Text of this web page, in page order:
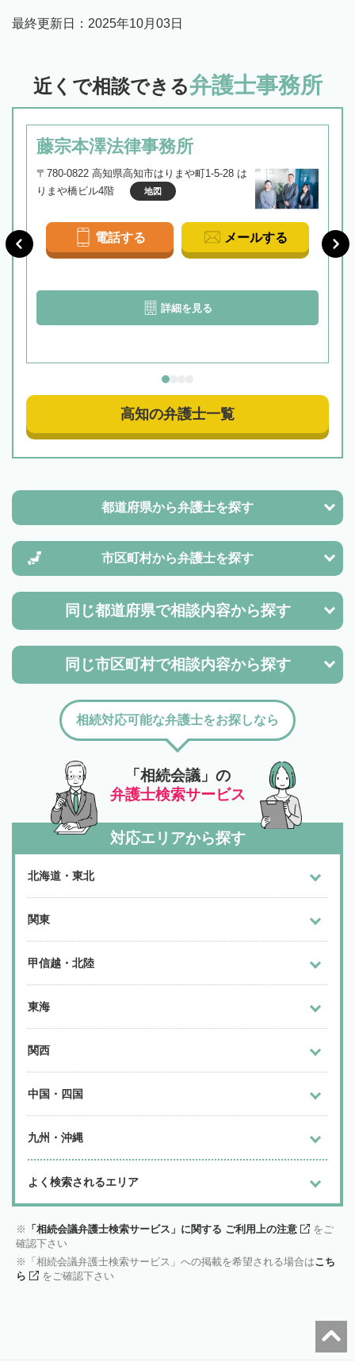
最終更新日： 2025年10月03日
近くで相談できる弁護士事務所
藤宗本澤法律事務所
〒780-0822 高知県高知市はりまや町1-5-28 は
りまや橋ビル4階
地図
電話する メールする
詳細を見る
高知の弁護士一覧
都道府県から弁護士を探す
市区町村から弁護士を探す
同じ都道府県で相談内容から探す
同じ市区町村で相談内容から探す
「相続会議」の
弁護士検索サービス
相続対応可能な弁護士をお探しなら
対応エリアから探す
北海道・東北
関東
甲信越・北陸
東海
関西
中国・四国
九州・沖縄
よく検索されるエリア
「相続会議弁護士検索サービス」に関する ご利用上の注意
をご
確認下さい
「相続会議弁護士検索サービス」への掲載を希望される場合はこち
ら
をご確認下さい